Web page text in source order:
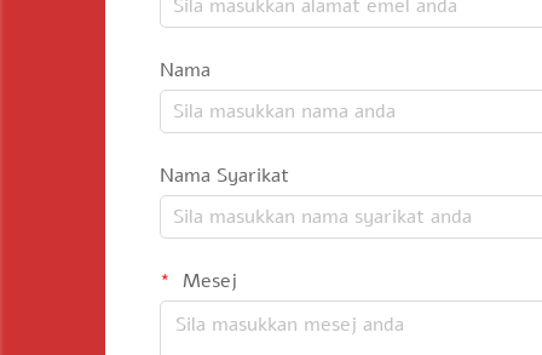
Nama
Nama Syarikat
Mesej